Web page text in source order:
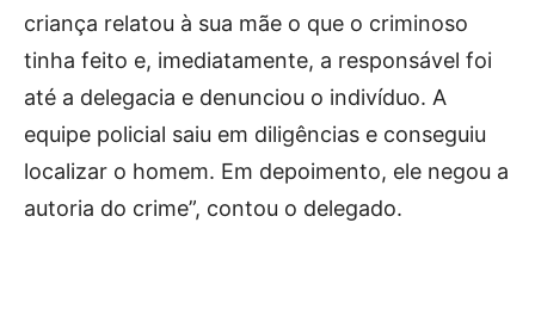
criança relatou à sua mãe o que o criminoso
tinha feito e, imediatamente, a responsável foi
até a delegacia e denunciou o indivíduo. A
equipe policial saiu em diligências e conseguiu
localizar o homem. Em depoimento, ele negou a
autoria do crime”, contou o delegado.